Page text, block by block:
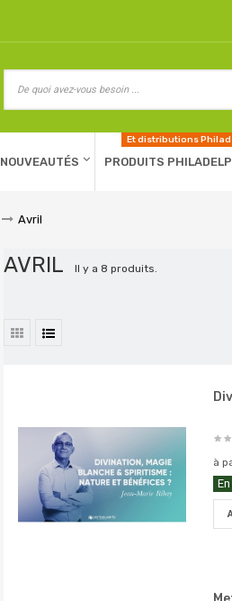
NOUVEAUTÉS PRODUITS
Et distributions
> Avril
AVRIL Il y a 8 produits.
à